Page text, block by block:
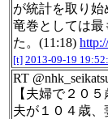
が統計を取り始
竜巻としては最
た。(11:18)
[t] 2013-09-19
RT
【夫婦で２０５
夫が１０４歳